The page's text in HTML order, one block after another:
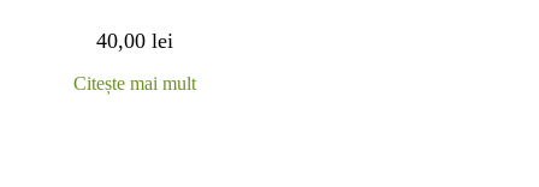
40,00 lei
Citește mai mult